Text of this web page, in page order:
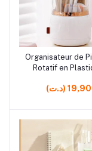
rrrrrr5
Ajouter au
Organisateur de
Rotatif en
Maquillage
19,900